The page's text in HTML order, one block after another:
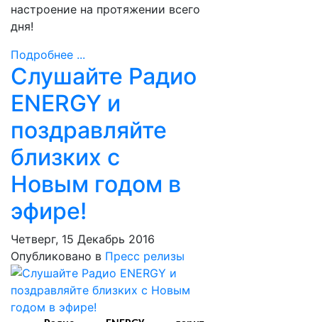
настроение на протяжении всего
дня!
Подробнее ...
Слушайте Радио
ENERGY и
поздравляйте
близких с
Новым годом в
эфире!
Четверг, 15 Декабрь 2016
Опубликовано в Пресс релизы